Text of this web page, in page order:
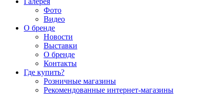
Фото
Видео
О бренде
Новости
Выставки
О бренде
Контакты
Где купить?
Розничные магазины
Рекомендованные интернет-магазины